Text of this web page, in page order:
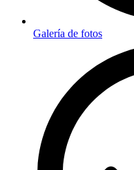
Galería de fotos